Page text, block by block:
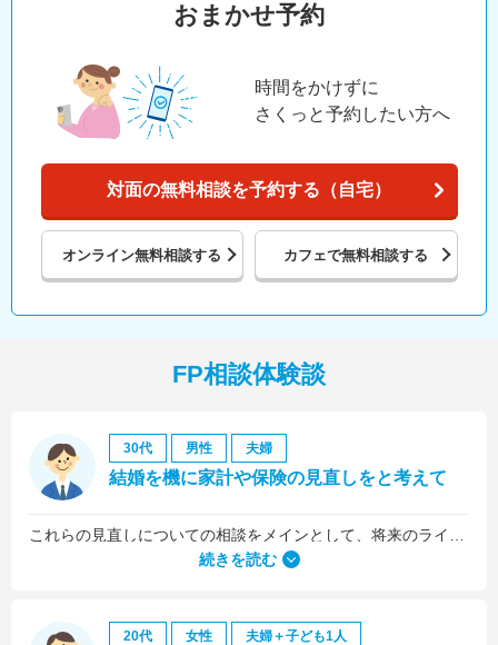
おまかせ予約
時間をかけずに
さくっと予約したい方へ
対面の無料相談を予約する（自宅）
オンライン無料相談する カフェで無料相談する
FP相談体験談
30代 男性 夫婦
結婚を機に家計や保険の見直しをと考えて
続きを読む
20代 女性 夫婦＋子ども1人